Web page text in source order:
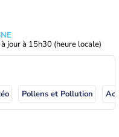
jour à 15h30 (heure locale)
Pollens et Pollution